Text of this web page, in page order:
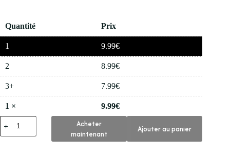
Quantité Prix
1 9.99€
2 8.99€
3+ 7.99€
1 × 9.99€
quantité
de
💅
Acheter
maintenant
Ajouter au panier